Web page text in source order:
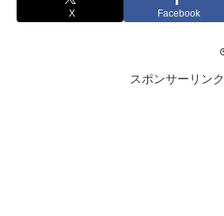
X Facebook
スポンサーリンク